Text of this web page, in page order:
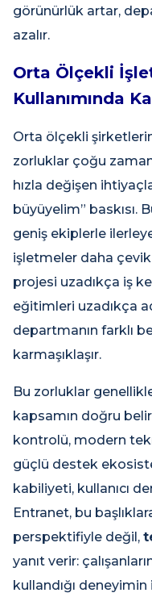
görünürlük artar,
azalır.
Orta Ölçekli
Kullanımında
Orta ölçekli
zorluklar çoğu zaman
hızla değişen
büyüyelim” baskısı.
geniş ekiplerle
işletmeler daha
projesi uzadıkça iş
eğitimleri uzadıkça
departmanın farklı
karmaşıklaşır.
Bu zorluklar
kapsamın doğru
kontrolü, modern
güçlü destek
kabiliyeti, kullanıcı
Entranet, bu
perspektifiyle değil,
yanıt verir:
kullandığı